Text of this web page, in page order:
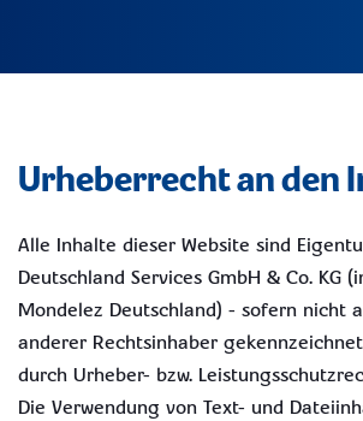
Urheberrecht an den
Alle Inhalte dieser Website sind
Deutschland Services GmbH & Co. KG
Mondelez Deutschland) - sofern nicht
anderer Rechtsinhaber
durch Urheber- bzw.
Die Verwendung von Text- und